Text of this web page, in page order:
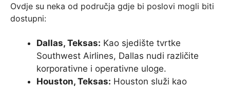
Ovdje su neka od područja gdje bi poslovi mogli biti
dostupni:
Dallas, Teksas: Kao sjedište tvrtke
Southwest Airlines, Dallas nudi različite
korporativne i operativne uloge.
Houston, Teksas: Houston služi kao